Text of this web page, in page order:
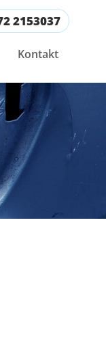
2153037
Kontakt